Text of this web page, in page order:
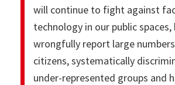
will continue to fight against
technology in our public spaces,
wrongfully report large
citizens, systematically
under-represented groups and